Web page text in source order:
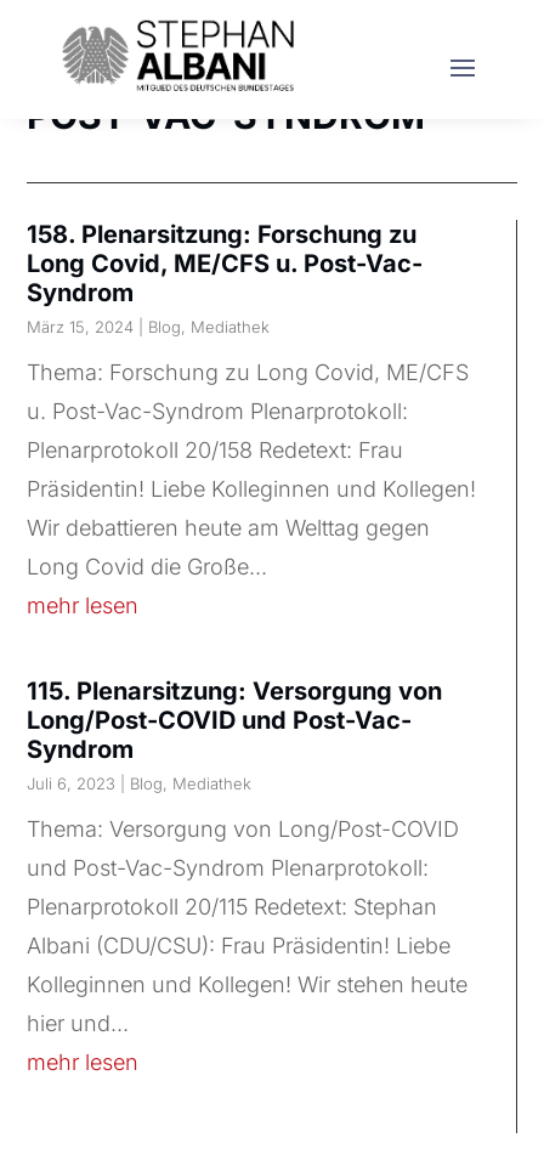
POST-VAC-SYNDROM
158. Plenarsitzung: Forschung zu
Long Covid, ME/CFS u. Post-Vac-
Syndrom
März 15, 2024 Blog, Mediathek
Thema: Forschung zu Long Covid, ME/CFS
u. Post-Vac-Syndrom Plenarprotokoll:
Plenarprotokoll 20/158 Redetext: Frau
Präsidentin! Liebe Kolleginnen und Kollegen!
Wir debattieren heute am Welttag gegen
Long Covid die Große...
mehr lesen
115. Plenarsitzung: Versorgung von
Long/Post-COVID und Post-Vac-
Syndrom
Juli 6, 2023 Blog, Mediathek
Thema: Versorgung von Long/Post-COVID
und Post-Vac-Syndrom Plenarprotokoll:
Plenarprotokoll 20/115 Redetext: Stephan
Albani (CDU/CSU): Frau Präsidentin! Liebe
Kolleginnen und Kollegen! Wir stehen heute
hier und...
mehr lesen